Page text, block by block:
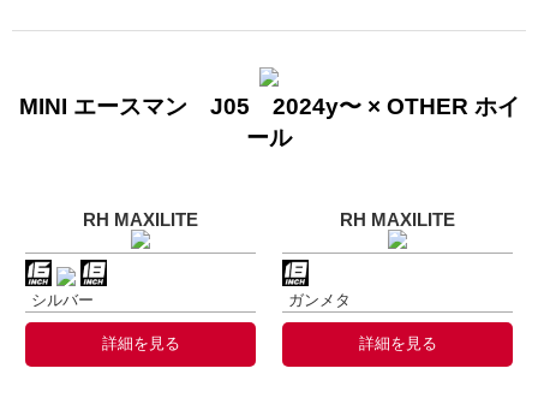
MINI エースマン J05 2024y〜 × OTHER ホイ
ール
RH MAXILITE
シルバー
詳細を見る
RH MAXILITE
ガンメタ
詳細を見る